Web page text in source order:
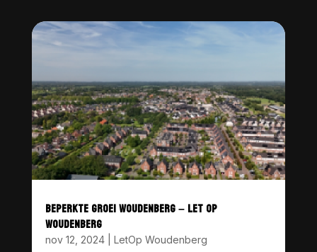
BEPERKTE GROEI WOUDENBERG – LET OP
WOUDENBERG
nov 12, 2024| LetOp Woudenberg